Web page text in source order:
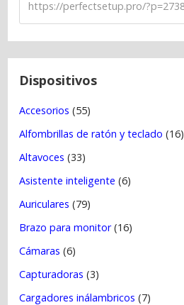
e
n
Dispositivos
Accesorios (55)
Alfombrillas de ratón y teclado (16)
Altavoces (33)
Asistente inteligente (6)
Auriculares (79)
Brazo para monitor(16)
Cámaras (6)
Capturadoras (3)
Cargadores inálambricos (7)